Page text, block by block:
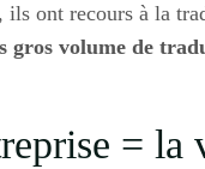
ils ont recours à la
gros volume de
= la